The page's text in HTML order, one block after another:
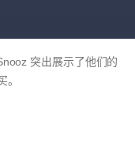
突出展示了他们的